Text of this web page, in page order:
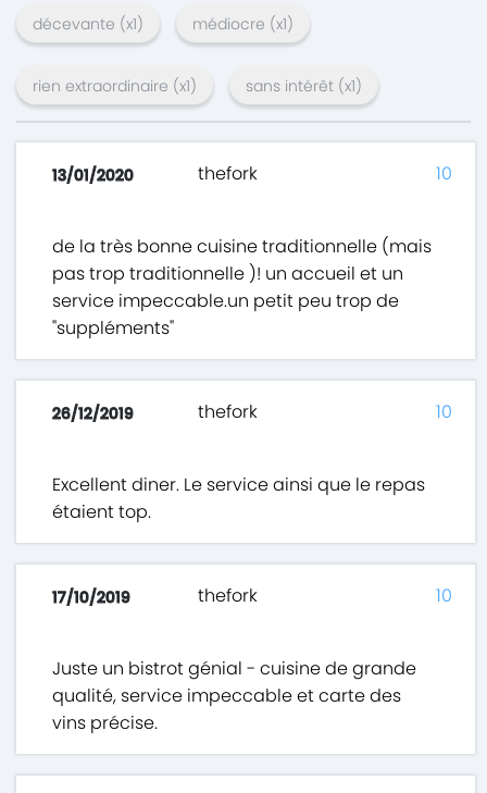
décevante (x1) médiocre (x1)
rien extraordinaire (x1) sans intérêt (x1)
13/01/2020 thefork
de la très bonne cuisine traditionnelle (mais
pas trop traditionnelle )! un accueil et un
service impeccable.un petit peu trop de
"suppléments"
10
26/12/2019 thefork
Excellent diner. Le service ainsi que le repas
étaient top.
10
17/10/2019 thefork
Juste un bistrot génial - cuisine de grande
qualité, service impeccable et carte des
vins précise.
10